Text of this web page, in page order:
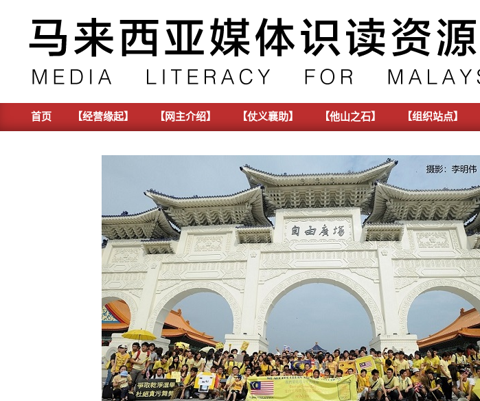
content
Primary
首页 【经营缘起】 【网主介绍】 【仗义襄助】 【他山之石】 【组织站点】